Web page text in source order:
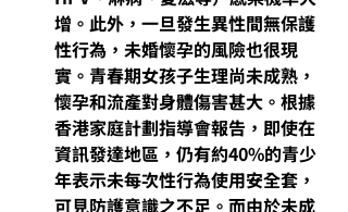
增。此外，一旦發生異性間無保護
性行為， 未婚懷孕的風險也很現
實。青春期女孩子生理尚未成熟，
懷孕和流產對身體傷害甚大。根據
香港家庭計劃指導會報告，即使在
資訊發達地區，仍有約40%的青少
年表示未每次性行為使用安全套 ，
可見防護意識之不足。而由於未成